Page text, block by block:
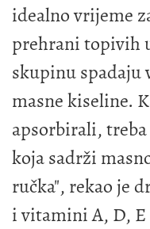
idealno vrijeme
prehrani topivih
skupinu spadaju
masne kiseline.
apsorbirali,
koja sadrži
ručka", rekao je
i vitamini A, D, E